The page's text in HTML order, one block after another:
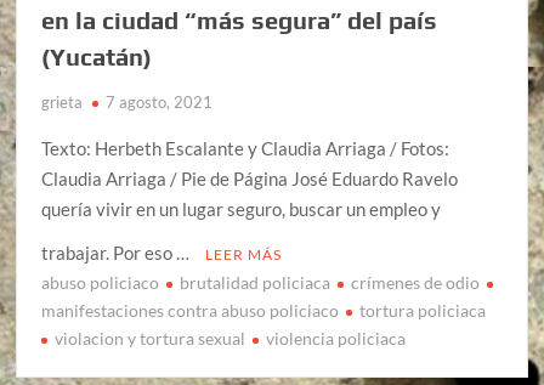
en la ciudad “más segura” del país
(Yucatán)
grieta 7 agosto, 2021
Texto: Herbeth Escalante y Claudia Arriaga / Fotos:
Claudia Arriaga / Pie de Página José Eduardo Ravelo
quería vivir en un lugar seguro, buscar un empleo y
trabajar. Por eso …
LEER MÁS
abuso policiaco brutalidad policiaca
crímenes de odio
manifestaciones contra abuso policiaco
tortura policiaca
violacion y tortura sexual
violencia policiaca